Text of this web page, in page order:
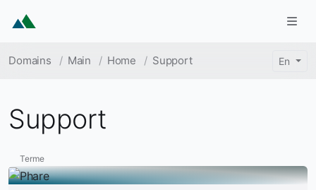
Breadcrumb
Domains Main Home Support En
Support
Terme